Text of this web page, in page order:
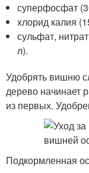
суперфосфат
хлорид калия
сульфат,
л).
Удобрять вишню
дерево начинает
из первых.
Подкормленная